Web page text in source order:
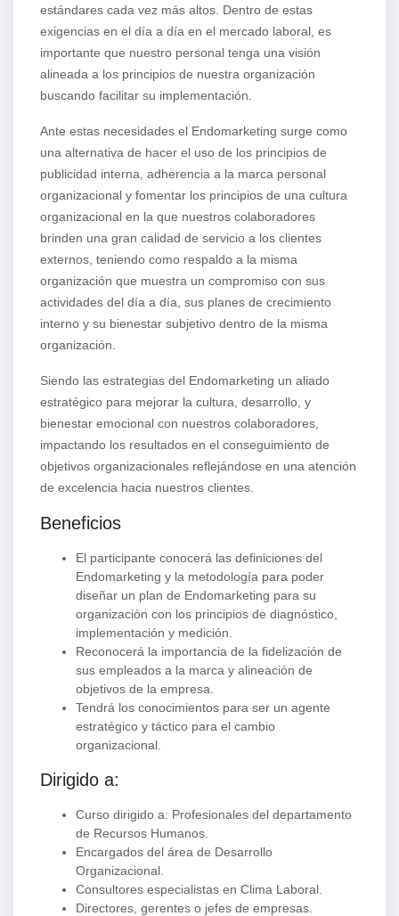
estándares cada vez más altos. Dentro de estas
exigencias en el día a día en el mercado laboral, es
importante que nuestro personal tenga una visión
alineada a los principios de nuestra organización
buscando facilitar su implementación.
Ante estas necesidades el Endomarketing surge como
una alternativa de hacer el uso de los principios de
publicidad interna, adherencia a la marca personal
organizacional y fomentar los principios de una cultura
organizacional en la que nuestros colaboradores
brinden una gran calidad de servicio a los clientes
externos, teniendo como respaldo a la misma
organización que muestra un compromiso con sus
actividades del día a día, sus planes de crecimiento
interno y su bienestar subjetivo dentro de la misma
organización.
Siendo las estrategias del Endomarketing un aliado
estratégico para mejorar la cultura, desarrollo, y
bienestar emocional con nuestros colaboradores,
impactando los resultados en el conseguimiento de
objetivos organizacionales reflejándose en una atención
de excelencia hacia nuestros clientes.
Beneficios
El participante conocerá las definiciones del
Endomarketing y la metodología para poder
diseñar un plan de Endomarketing para su
organización con los principios de diagnóstico,
implementación y medición.
Reconocerá la importancia de la fidelización de
sus empleados a la marca y alineación de
objetivos de la empresa.
Tendrá los conocimientos para ser un agente
estratégico y táctico para el cambio
organizacional.
Dirigido a:
Curso dirigido a: Profesionales del departamento
de Recursos Humanos.
Encargados del área de Desarrollo
Organizacional.
Consultores especialistas en Clima Laboral.
Directores, gerentes o jefes de empresas.